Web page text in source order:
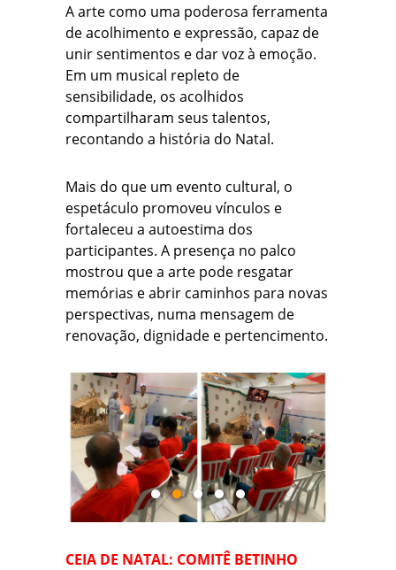
A arte como uma poderosa ferramenta
de acolhimento e expressão, capaz de
unir sentimentos e dar voz à emoção.
Em um musical repleto de
sensibilidade, os acolhidos
compartilharam seus talentos,
recontando a história do Natal.
Mais do que um evento cultural, o
espetáculo promoveu vínculos e
fortaleceu a autoestima dos
participantes. A presença no palco
mostrou que a arte pode resgatar
memórias e abrir caminhos para novas
perspectivas, numa mensagem de
renovação, dignidade e pertencimento.
CEIA DE NATAL: COMITÊ BETINHO